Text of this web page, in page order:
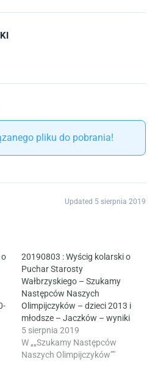
pliku do pobrania!
Updated 5 sierpnia 2019
20190803 : Wyścig kolarski o
Puchar Starosty
Wałbrzyskiego – Szukamy
Następców Naszych
Olimpijczyków – dzieci 2013 i
młodsze – Jaczków – wyniki
5 sierpnia 2019
W „„Szukamy Następców
Naszych Olimpijczyków”"